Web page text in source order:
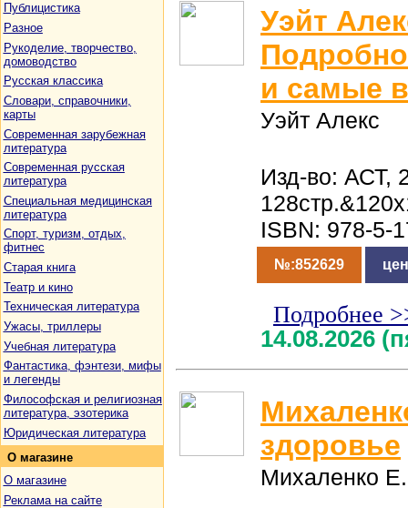
Публицистика
Разное
Рукоделие, творчество,
домоводство
Русская классика
Словари, справочники,
карты
Современная зарубежная
литература
Современная русская
литература
Специальная медицинская
литература
Спорт, туризм, отдых,
фитнес
Старая книга
Театр и кино
Техническая литература
Ужасы, триллеры
Учебная литература
Фантастика, фэнтези, мифы
и легенды
Философская и религиозная
литература, эзотерика
Юридическая литература
О магазине
О магазине
Реклама на сайте
Уэйт
и самые
Уэйт Алекс
Изд-во: АСТ,
ISBN: 978-5-
№:852629
Подробнее
14.08.2026
здоровье
Михаленко